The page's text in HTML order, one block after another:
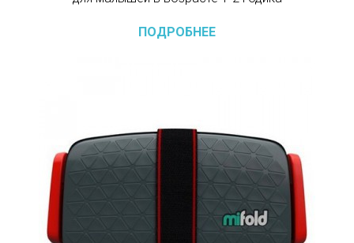
ПОДРОБНЕЕ